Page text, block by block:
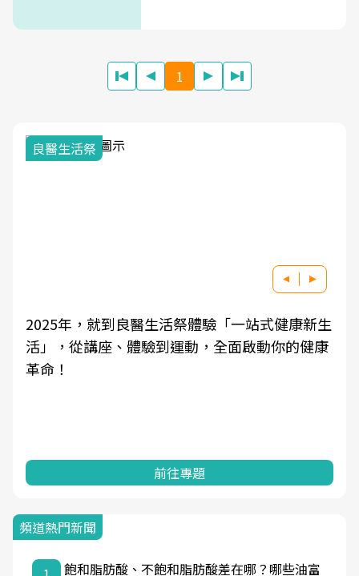
1
醫生活祭
年，就到良醫生活祭體驗「一站式健康新生
，從講座、體驗到運動，全面啟動你的健康
！
前往專題
良醫
學觀
頻道熱門新聞
飽和脂肪酸、不飽和脂肪酸差在哪？哪些油富